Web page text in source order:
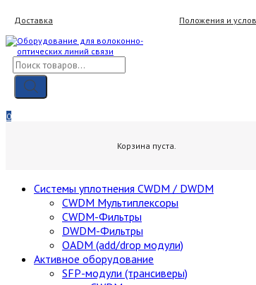
to
content
Доставка Положения и
Поиск
товаров
0
Корзина пуста.
Cистемы уплотнения CWDM / DWDM
CWDM Мультиплексоры
CWDM-Фильтры
DWDM-Фильтры
OADM (add/drop модули)
Активное оборудование
SFP-модули (трансиверы)